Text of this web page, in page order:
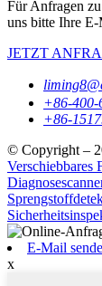
Für Anfragen
uns bitte Ihre
JETZT
+86-400-
+86-
© Copyright –
Verschiebbares
E-Mail
x